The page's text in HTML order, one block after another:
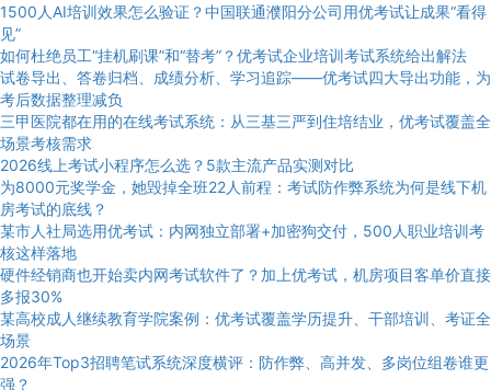
1500人AI培训效果怎么验证？中国联通濮阳分公司用优考试让成果“看得
见”
如何杜绝员工“挂机刷课”和“替考”？优考试企业培训考试系统给出解法
试卷导出、答卷归档、成绩分析、学习追踪——优考试四大导出功能，为
考后数据整理减负
三甲医院都在用的在线考试系统：从三基三严到住培结业，优考试覆盖全
场景考核需求
2026线上考试小程序怎么选？5款主流产品实测对比
为8000元奖学金，她毁掉全班22人前程：考试防作弊系统为何是线下机
房考试的底线？
某市人社局选用优考试：内网独立部署+加密狗交付，500人职业培训考
核这样落地
硬件经销商也开始卖内网考试软件了？加上优考试，机房项目客单价直接
多报30%
某高校成人继续教育学院案例：优考试覆盖学历提升、干部培训、考证全
场景
2026年Top3招聘笔试系统深度横评：防作弊、高并发、多岗位组卷谁更
强？